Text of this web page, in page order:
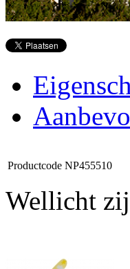
Productcode NP455510
Wellicht